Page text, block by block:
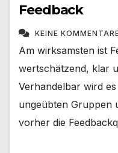
Feedback
KEINE
Am wirksamsten ist
wertschätzend, klar
Verhandelbar wird
ungeübten Gruppen
vorher die